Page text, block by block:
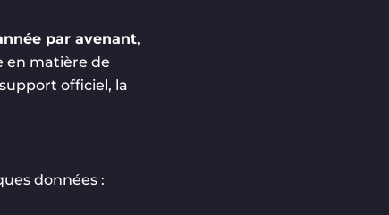
par avenant,
en matière de
officiel, la
données :